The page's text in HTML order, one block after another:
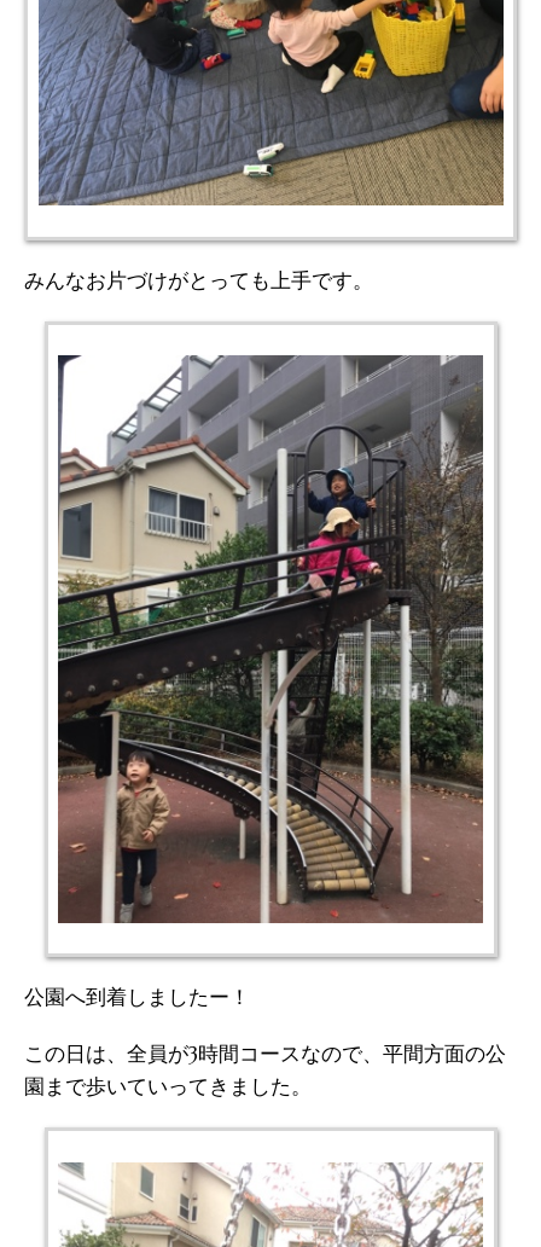
みんなお片づけがとっても上手です。
公園へ到着しましたー！
この日は、全員が3時間コースなので、平間方面の公
園まで歩いていってきました。